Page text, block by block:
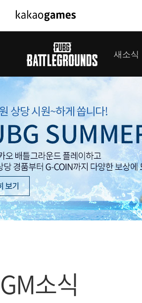
PC/모바일게임
도깨비의세계
아키에이지 워
아레스 : 라이즈 오브 가디언즈
모바일게임
우마무스메 프리티 더비
SMiniz
프렌즈팝콘
프렌즈타운
새소식
이벤트
업데이트
대회소식
GM소식